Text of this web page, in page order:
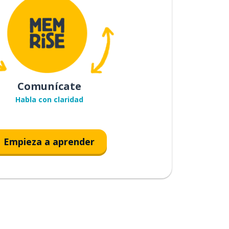
Comunícate
Habla con claridad
Empieza a aprender